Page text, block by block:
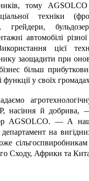
тому
техніки
грейдери,
автомобілі
цієї
заощадити при
більш
функції у своїх
насіння й добрива,
AGSOLCO. — А
на
Сходу, Африки та